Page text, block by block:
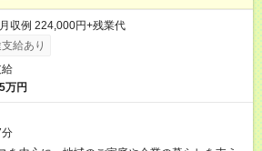
収例 224,000円+残業代
給あり
万円